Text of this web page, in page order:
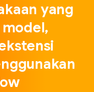
yang